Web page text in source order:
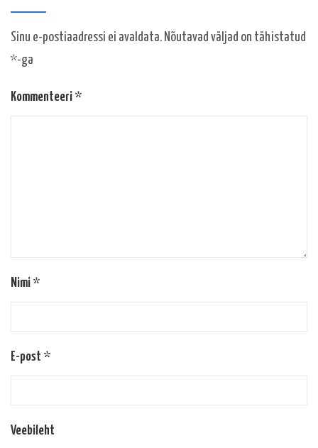
Sinu e-postiaadressi ei avaldata. Nõutavad väljad on tähistatud
*-ga
Kommenteeri *
Nimi *
E-post *
Veebileht